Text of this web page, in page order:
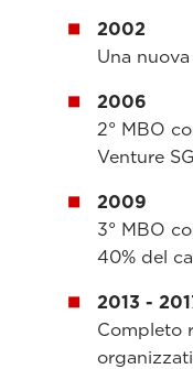
2002
Una
2006
2° MBO
Venture
2009
3° MBO
40% del
2013 -
Completo